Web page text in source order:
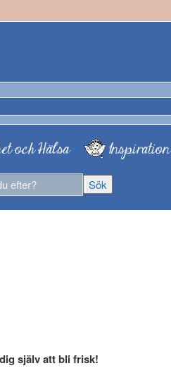
och Hälsa Inspiration
själv att bli frisk!